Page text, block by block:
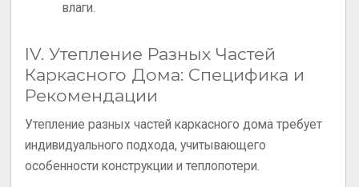
влаги.
IV. Утепление Разных Частей
Каркасного Дома: Специфика и
Рекомендации
Утепление разных частей каркасного дома требует
индивидуального подхода, учитывающего
особенности конструкции и теплопотери.